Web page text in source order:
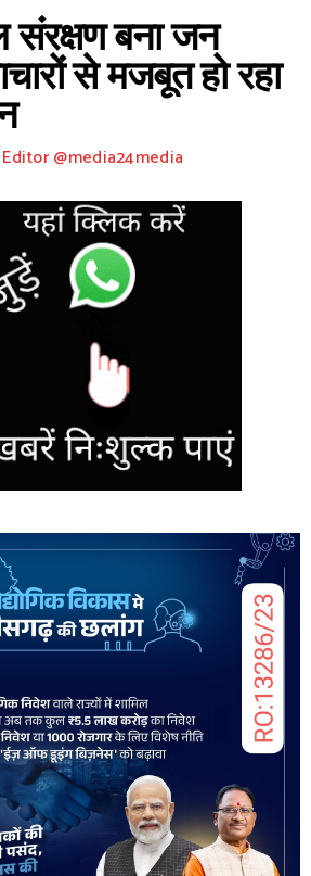
बना जन
से मजबूत हो रहा
Editor @media24media